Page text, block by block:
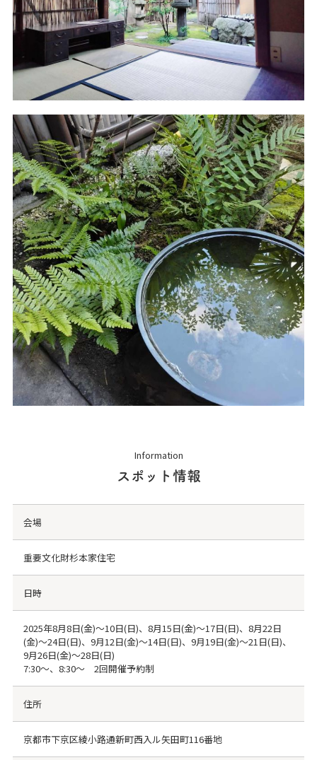
Information
スポット情報
会場
重要文化財杉本家住宅
日時
2025年8月8日(金)～10日(日)、8月15日(金)～17日(日)、8月22日
(金)～24日(日)、9月12日(金)～14日(日)、9月19日(金)～21日(日)、
9月26日(金)～28日(日)
7:30～、8:30～ 2回開催予約制
住所
京都市下京区綾小路通新町西入ル矢田町116番地